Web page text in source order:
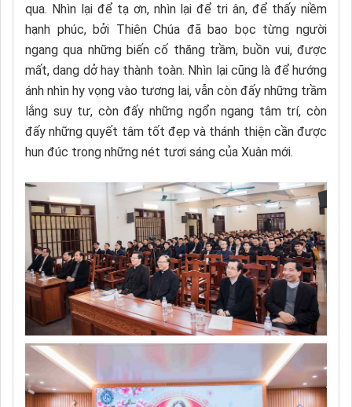
qua. Nhìn lại để tạ ơn, nhìn lại để tri ân, để thấy niềm
hạnh phúc, bởi Thiên Chúa đã bao bọc từng người
ngang qua những biến cố thăng trầm, buồn vui, được
mất, dang dở hay thành toàn. Nhìn lại cũng là để hướng
ánh nhìn hy vọng vào tương lai, vẫn còn đấy những trầm
lắng suy tư, còn đấy những ngổn ngang tâm trí, còn
đấy những quyết tâm tốt đẹp và thánh thiện cần được
hun đúc trong những nét tươi sáng của Xuân mới.